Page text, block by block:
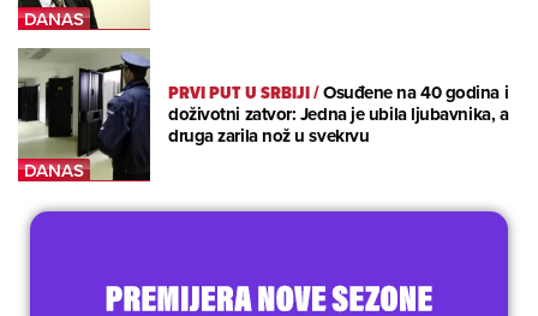
PRVI PUT U SRBIJI/Osuđene na 40 godina i
doživotni zatvor: Jedna je ubila ljubavnika, a
druga zarila nož u svekrvu